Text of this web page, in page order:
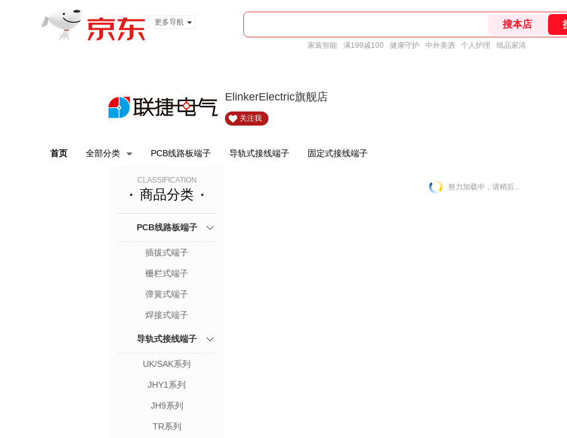
更多导航
家装智能 满199减100 健康守护 中外美酒 个人护理 纸品家清
ElinkerElectric旗舰店
关注我
首页 全部分类 PCB线路板端子 导轨式接线端子 固定式接线端子
CLASSIFICATION
商品分类
PCB线路板端子
插拔式端子
栅栏式端子
弹簧式端子
焊接式端子
导轨式接线端子
UK/SAK系列
JHY1系列
JH9系列
TR系列
努力加载中，请稍后...